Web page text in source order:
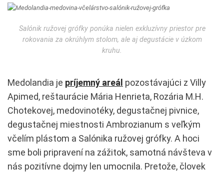
Salónik ružovej grófky ponúka nielen exkluzívny priestor pre
rokovania za okrúhlym stolom, ale aj degustácie v úzkom
kruhu.
Medolandia je príjemný areál pozostávajúci z Villy
Apimed, reštaurácie Mária Henrieta, Rozária M.H.
Chotekovej, medovinotéky, degustačnej pivnice,
degustačnej miestnosti Ambrozianum s veľkým
včelím plástom a Salónika ružovej grófky. A hoci
sme boli pripravení na zážitok, samotná návšteva v
nás pozitívne dojmy len umocnila. Pretože, človek